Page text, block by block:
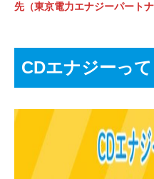
先（東京電力エナジーパート
CDエナジーっ